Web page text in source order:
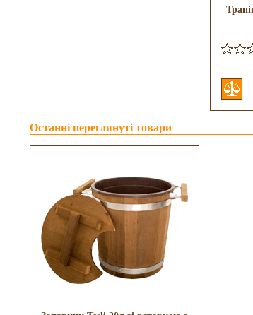
Останні переглянуті товари